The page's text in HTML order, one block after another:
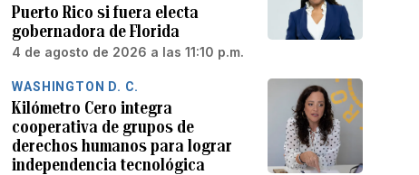
Puerto Rico si fuera electa
gobernadora de Florida
4 de agosto de 2026 a las 11:10 p.m.
WASHINGTON D. C.
Kilómetro Cero integra
cooperativa de grupos de
derechos humanos para lograr
independencia tecnológica